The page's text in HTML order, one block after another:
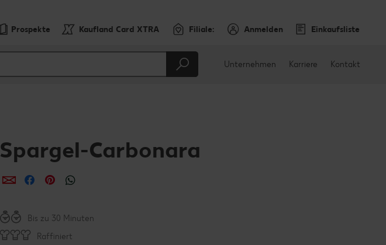
Prospekte Kaufland Card XTRA Filiale: Anmelden Einkaufsliste
Unternehmen Karriere Kontakt
Spargel-Carbonara
per E-Mail teilen
per Facebook teilen
per Pinterest teilen
Bis zu 30 Minuten
Raffiniert